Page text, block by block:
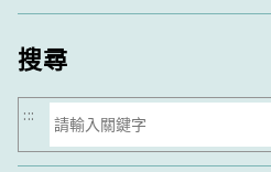
類
搜尋
搜
尋
:::